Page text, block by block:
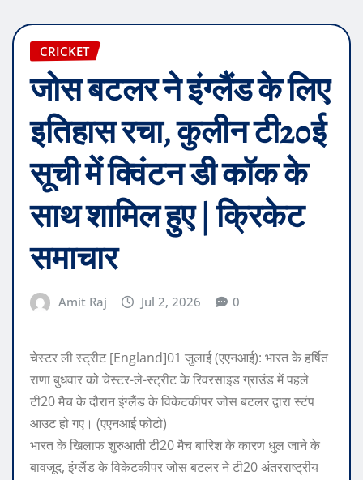
CRICKET
जोस बटलर ने इंग्लैंड के लिए
इतिहास रचा, कुलीन टी20ई
सूची में क्विंटन डी कॉक के
साथ शामिल हुए | क्रिकेट
समाचार
Amit Raj Jul 2, 2026 0
चेस्टर ली स्ट्रीट [England]01 जुलाई (एएनआई): भारत के हर्षित
राणा बुधवार को चेस्टर-ले-स्ट्रीट के रिवरसाइड ग्राउंड में पहले
टी20 मैच के दौरान इंग्लैंड के विकेटकीपर जोस बटलर द्वारा स्टंप
आउट हो गए। (एएनआई फोटो)
भारत के खिलाफ शुरुआती टी20 मैच बारिश के कारण धुल जाने के
बावजूद, इंग्लैंड के विकेटकीपर जोस बटलर ने टी20 अंतरराष्ट्रीय